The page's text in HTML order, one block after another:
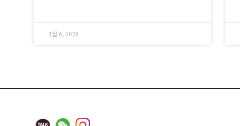
1월 6, 2026